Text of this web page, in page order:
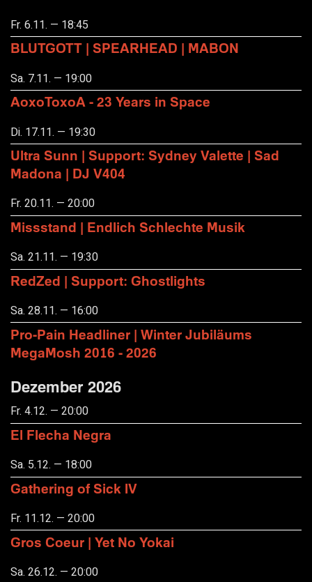
Fr. 6.11. — 18:45
BLUTGOTT | SPEARHEAD | MABON
Sa. 7.11. — 19:00
AoxoToxoA - 23 Years in Space
Di. 17.11. — 19:30
Ultra Sunn | Support: Sydney Valette | Sad
Madona | DJ V404
Fr. 20.11. — 20:00
Missstand | Endlich Schlechte Musik
Sa. 21.11. — 19:30
RedZed | Support: Ghostlights
Sa. 28.11. — 16:00
Pro-Pain Headliner | Winter Jubiläums
MegaMosh 2016 - 2026
Dezember 2026
Fr. 4.12. — 20:00
El Flecha Negra
Sa. 5.12. — 18:00
Gathering of Sick IV
Fr. 11.12. — 20:00
Gros Coeur | Yet No Yokai
Sa. 26.12. — 20:00